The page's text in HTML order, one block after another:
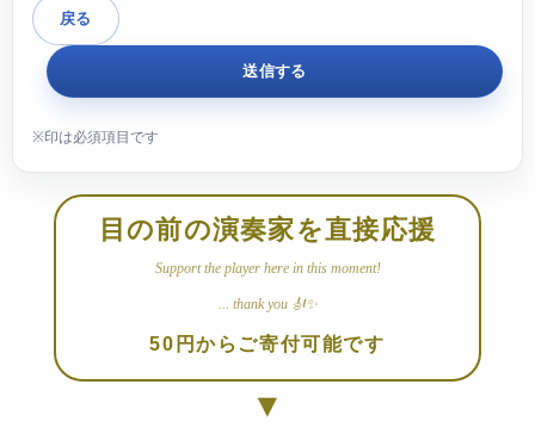
目の前の演奏家を直接応援
Support the player here in this moment!
... thank you 🎻✨
50円からご寄付可能です
▼